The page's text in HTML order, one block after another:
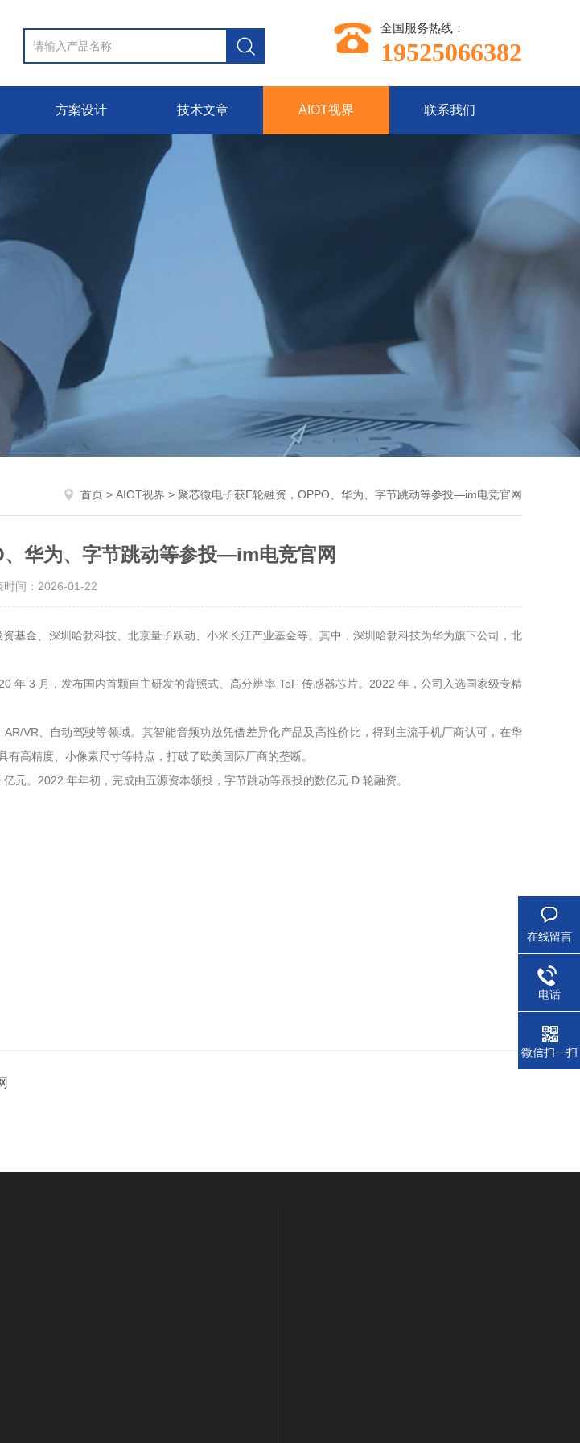
全国服务热线：
19525066382
方案设计 技术文章 AIOT视界 联系我们
首页 > AIOT视界 > 聚芯微电子获E轮融资，OPPO、华为、字节跳动等参投—im电竞官网
华为、字节跳动等参投—im电竞官网
时间：2026-01-22
基金、深圳哈勃科技、北京量子跃动、小米长江产业基金等。其中，深圳哈勃科技为华为旗下公司，北
年 3 月，发布国内首颗自主研发的背照式、高分辨率 ToF 传感器芯片。2022 年，公司入选国家级专精
VR、自动驾驶等领域。其智能音频功放凭借差异化产品及高性价比，得到主流手机厂商认可，在华
高精度、小像素尺寸等特点，打破了欧美国际厂商的垄断。
元。2022 年年初，完成由五源资本领投，字节跳动等跟投的数亿元 D 轮融资。
在线留言
电话
微信扫一扫